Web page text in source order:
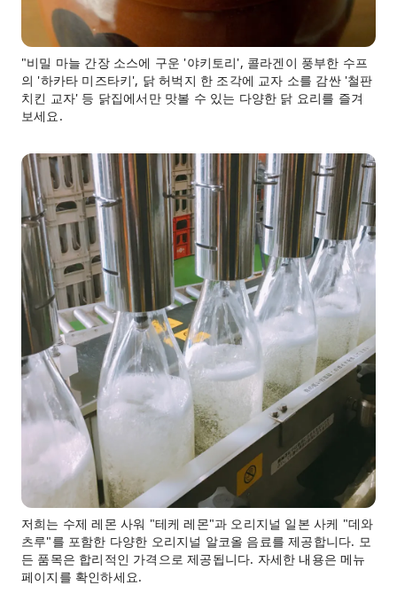
"비밀 마늘 간장 소스에 구운 '야키토리', 콜라겐이 풍부한 수프
의 '하카타 미즈타키', 닭 허벅지 한 조각에 교자 소를 감싼 '철판
치킨 교자' 등 닭집에서만 맛볼 수 있는 다양한 닭 요리를 즐겨
보세요.
저희는 수제 레몬 사워 "테케 레몬"과 오리지널 일본 사케 "데와
츠루"를 포함한 다양한 오리지널 알코올 음료를 제공합니다. 모
든 품목은 합리적인 가격으로 제공됩니다. 자세한 내용은 메뉴
페이지를 확인하세요.